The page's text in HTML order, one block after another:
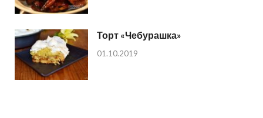
Торт «Чебурашка»
01.10.2019